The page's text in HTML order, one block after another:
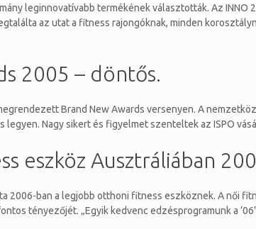
leginnovatívabb termékének választották. Az
az utat a fitness rajongóknak, minden
2005 – döntős.
Brand New Awards versenyen. A
legyen. Nagy sikert és figyelmet szenteltek az ISPO
eszköz Ausztráliában
2006-ban a legjobb otthoni fitness eszköznek. A női
tényezőjét. „Egyik kedvenc edzésprogramunk a